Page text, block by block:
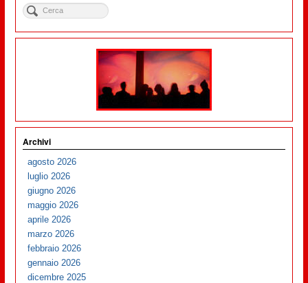
Archivi
agosto 2026
luglio 2026
giugno 2026
maggio 2026
aprile 2026
marzo 2026
febbraio 2026
gennaio 2026
dicembre 2025